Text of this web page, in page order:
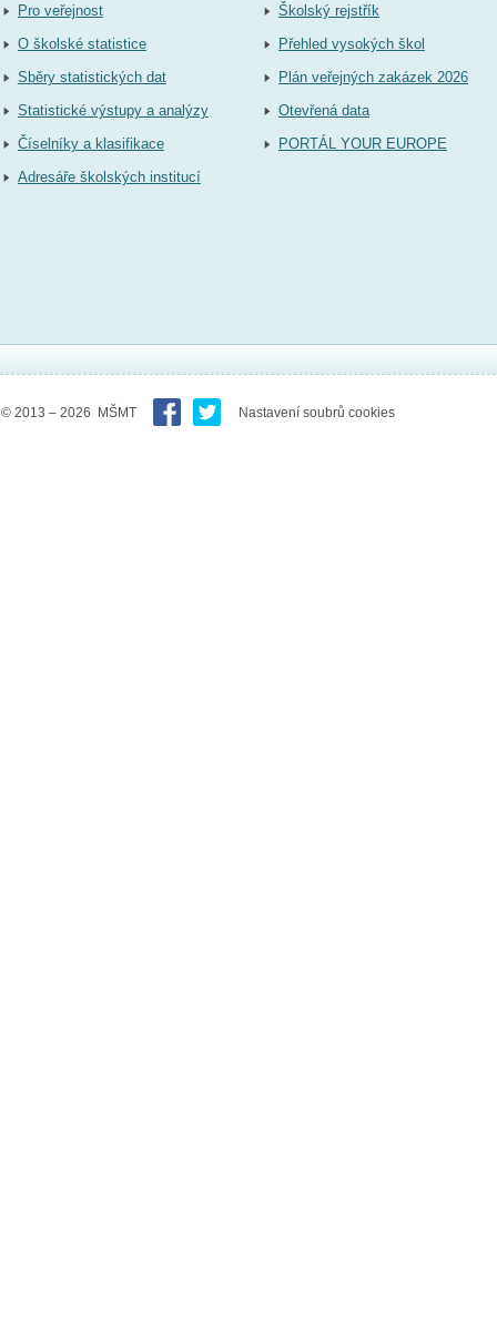
Pro veřejnost
O školské statistice
Sběry statistických dat
Statistické výstupy a analýzy
Číselníky a klasifikace
Adresáře školských institucí
Školský rejstřík
Přehled vysokých škol
Plán veřejných zakázek 2026
Otevřená data
PORTÁL YOUR EUROPE
© 2013 – 2026 MŠMT Nastavení soubrů cookies